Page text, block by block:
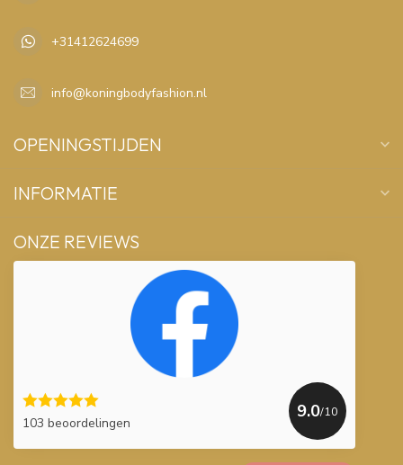
+31412624699
info@koningbodyfashion.nl
OPENINGSTIJDEN
INFORMATIE
ONZE REVIEWS
103 beoordelingen
9.0/10